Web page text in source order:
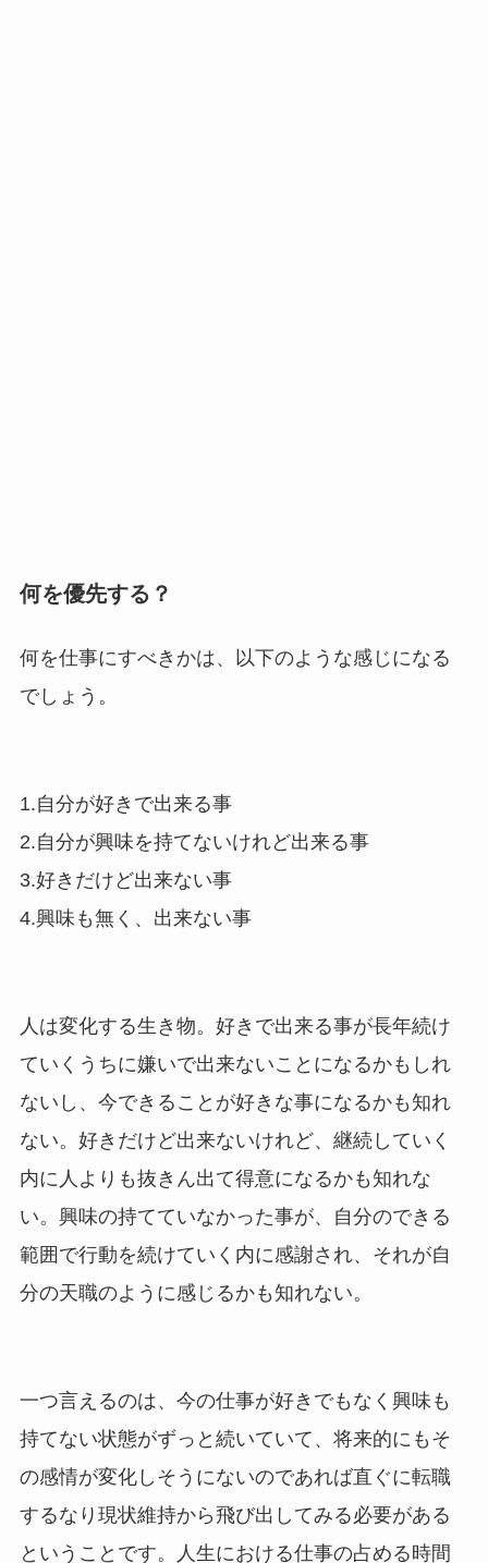
何を優先する？
何を仕事にすべきかは、以下のような感じになる
でしょう。
1.自分が好きで出来る事
2.自分が興味を持てないけれど出来る事
3.好きだけど出来ない事
4.興味も無く、出来ない事
人は変化する生き物。好きで出来る事が長年続け
ていくうちに嫌いで出来ないことになるかもしれ
ないし、今できることが好きな事になるかも知れ
ない。好きだけど出来ないけれど、継続していく
内に人よりも抜きん出て得意になるかも知れな
い。興味の持てていなかった事が、自分のできる
範囲で行動を続けていく内に感謝され、それが自
分の天職のように感じるかも知れない。
一つ言えるのは、今の仕事が好きでもなく興味も
持てない状態がずっと続いていて、将来的にもそ
の感情が変化しそうにないのであれば直ぐに転職
するなり現状維持から飛び出してみる必要がある
ということです。人生における仕事の占める時間